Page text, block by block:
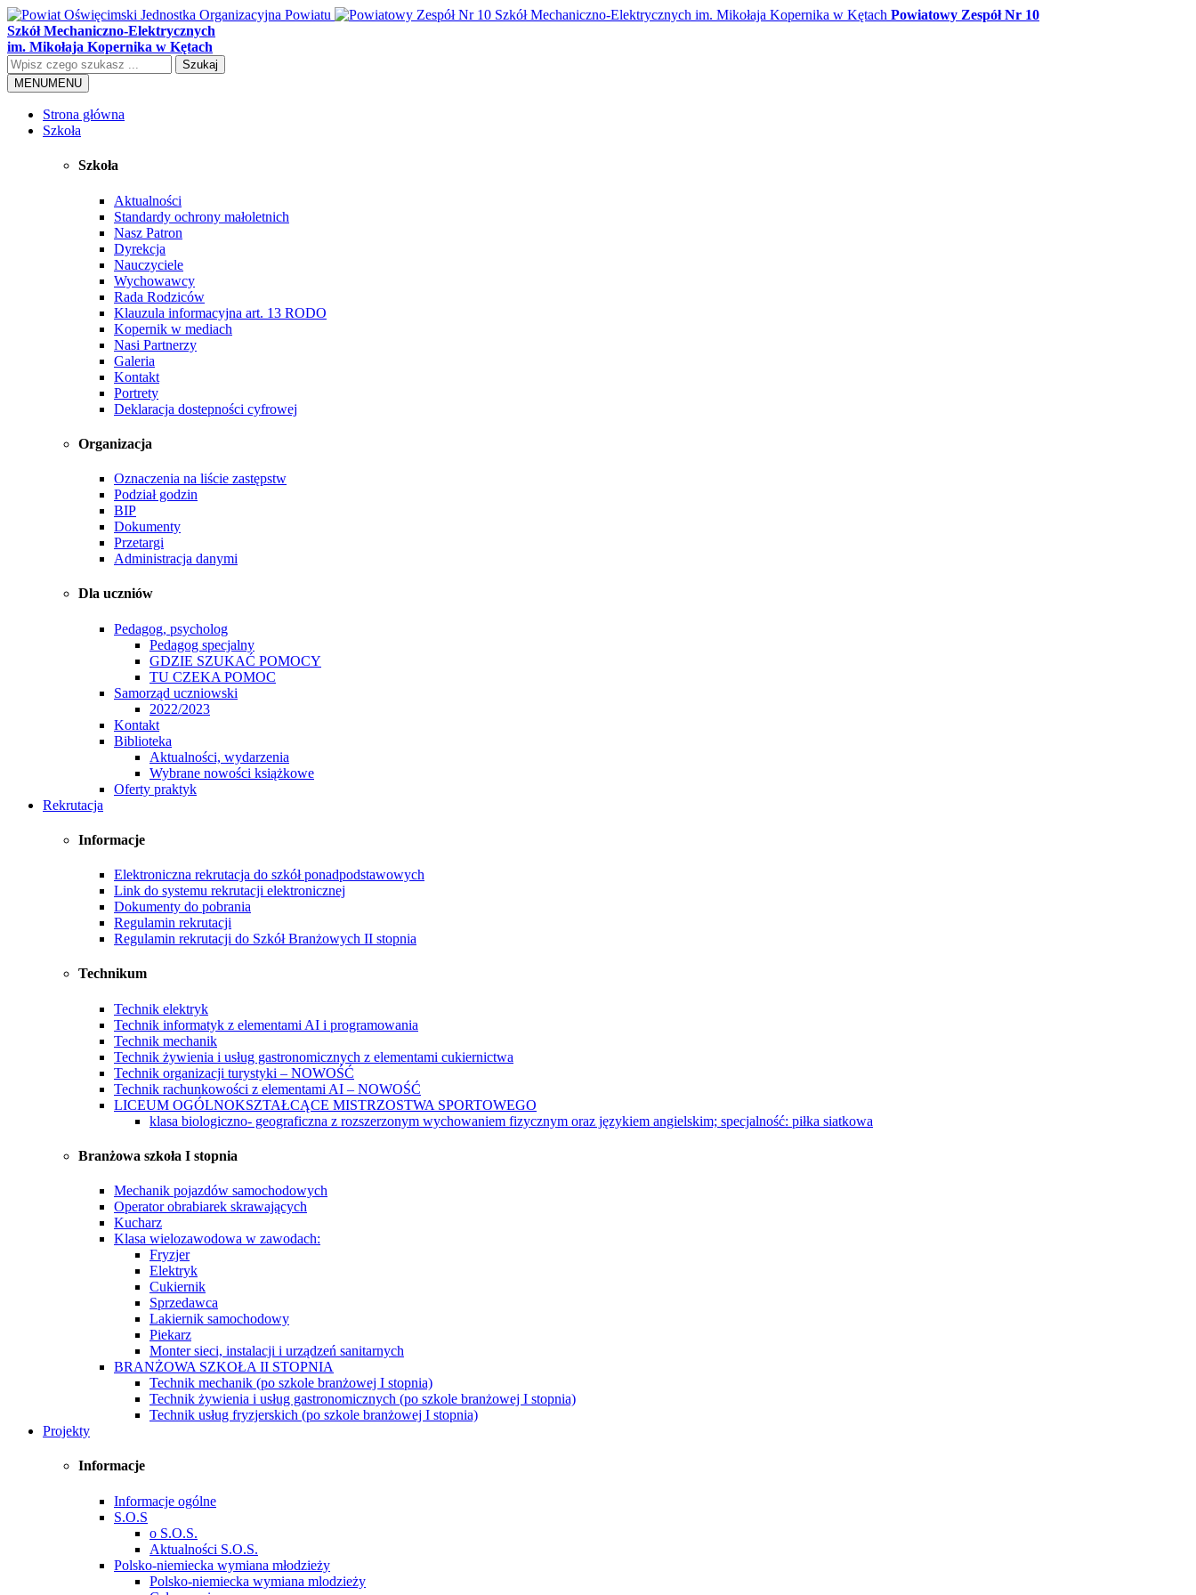
Powiatowy Zespół Nr 10
Szkół Mechaniczno-Elektrycznych
im. Mikołaja Kopernika w Kętach
Szukaj
MENUMENU
Strona główna
Szkoła
Szkoła
Aktualności
Standardy ochrony małoletnich
Nasz Patron
Dyrekcja
Nauczyciele
Wychowawcy
Rada Rodziców
Klauzula informacyjna art. 13 RODO
Kopernik w mediach
Nasi Partnerzy
Galeria
Kontakt
Portrety
Deklaracja dostepności cyfrowej
Organizacja
Oznaczenia na liście zastępstw
Podział godzin
BIP
Dokumenty
Przetargi
Administracja danymi
Dla uczniów
Pedagog, psycholog
Pedagog specjalny
GDZIE SZUKAĆ POMOCY
TU CZEKA POMOC
Samorząd uczniowski
2022/2023
Kontakt
Biblioteka
Aktualności, wydarzenia
Wybrane nowości książkowe
Oferty praktyk
Rekrutacja
Informacje
Elektroniczna rekrutacja do szkół ponadpodstawowych
Link do systemu rekrutacji elektronicznej
Dokumenty do pobrania
Regulamin rekrutacji
Regulamin rekrutacji do Szkół Branżowych II stopnia
Technikum
Technik elektryk
Technik informatyk z elementami AI i programowania
Technik mechanik
Technik żywienia i usług gastronomicznych z elementami cukiernictwa
Technik organizacji turystyki – NOWOŚĆ
Technik rachunkowości z elementami AI – NOWOŚĆ
LICEUM OGÓLNOKSZTAŁCĄCE MISTRZOSTWA SPORTOWEGO
klasa biologiczno- geograficzna z rozszerzonym wychowaniem fizycznym oraz językiem angielskim; specjalność: piłka siatkowa
Branżowa szkoła I stopnia
Mechanik pojazdów samochodowych
Operator obrabiarek skrawających
Kucharz
Klasa wielozawodowa w zawodach:
Fryzjer
Elektryk
Cukiernik
Sprzedawca
Lakiernik samochodowy
Piekarz
Monter sieci, instalacji i urządzeń sanitarnych
BRANŻOWA SZKOŁA II STOPNIA
Technik mechanik (po szkole branżowej I stopnia)
Technik żywienia i usług gastronomicznych (po szkole branżowej I stopnia)
Technik usług fryzjerskich (po szkole branżowej I stopnia)
Projekty
Informacje
Informacje ogólne
S.O.S
o S.O.S.
Aktualności S.O.S.
Polsko-niemiecka wymiana młodzieży
Polsko-niemiecka wymiana mlodzieży